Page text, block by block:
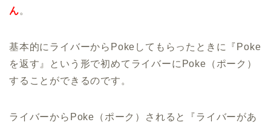
ん。
基本的にライバーからPokeしてもらったときに『Poke
を返す』という形で初めてライバーにPoke（ポーク）
することができるのです。
ライバーからPoke（ポーク）されると『ライバーがあ